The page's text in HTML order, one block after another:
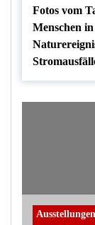
Fotos vom
Menschen
Ausstellungen